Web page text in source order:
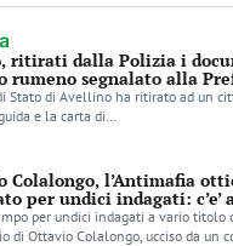
ritirati dalla Polizia i
rumeno segnalato alla
Stato di Avellino ha ritirato ad un
e la carta di…
Colalongo, l’Antimafia
per undici indagati: c’e’
per undici indagati a vario titolo
di Ottavio Colalongo, ucciso da un